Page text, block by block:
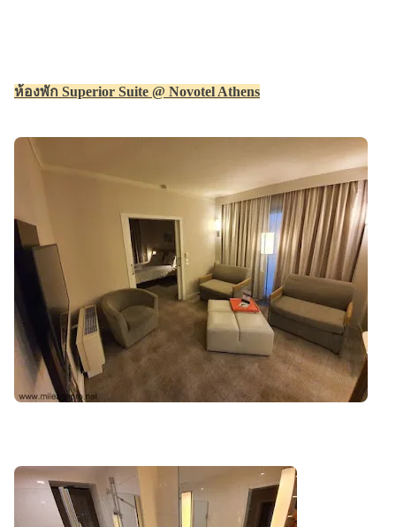
ห้องพัก Superior Suite @ Novotel Athens